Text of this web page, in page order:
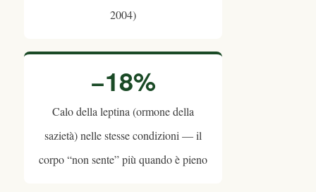
2004)
−18%
Calo della leptina (ormone della
sazietà) nelle stesse condizioni — il
corpo “non sente” più quando è pieno